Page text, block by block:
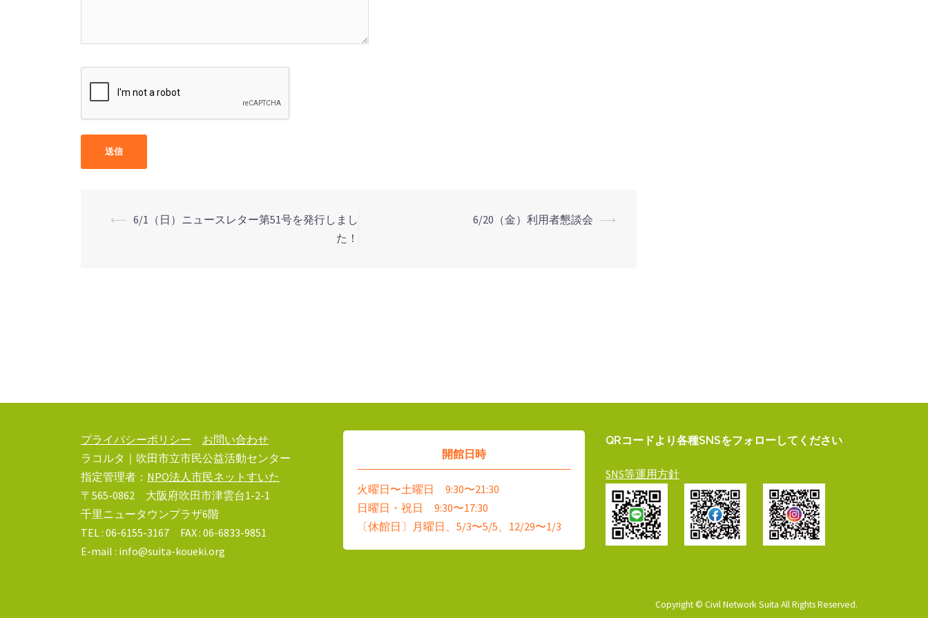
⟵ 6/1（日）ニュースレター第51号を発行しまし
た！
6/20（金）利用者懇談会 ⟶
プライバシーポリシー
お問い合わせ
ラコルタ｜吹田市立市民公益活動センター
指定管理者： NPO法人市民ネットすいた
〒565-0862 大阪府吹田市津雲台1-2-1
千里ニュータウンプラザ6階
TEL : 06-6155-3167 FAX : 06-6833-9851
E-mail : info@suita-koueki.org
開館日時
火曜日〜土曜日 9:30〜21:30
日曜日・祝日 9:30〜17:30
〔休館日〕月曜日、5/3〜5/5、12/29〜1/3
QRコードより各種SNSをフォローしてください
SNS等運用方針
Copyright © Civil Network Suita All Rights Reserved.